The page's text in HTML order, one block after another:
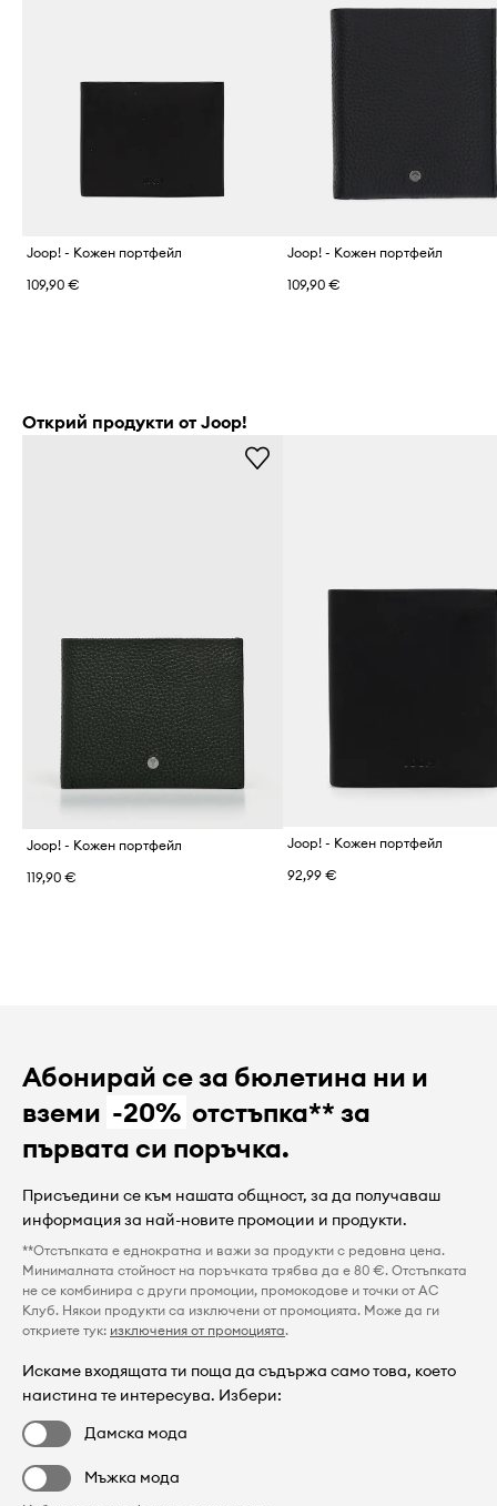
Joop! - Кожен портфейл
109,90 €
Joop! - Кожен портфейл
109,90 €
Открий продукти от Joop!
Joop! - Кожен портфейл
119,90 €
Joop! - Кожен портфейл
92,99 €
Абонирай се за бюлетина ни и
вземи -20% отстъпка** за
първата си поръчка.
Присъедини се към нашата общност, за да получаваш
информация за най-новите промоции и продукти.
**Отстъпката е еднократна и важи за продукти с редовна цена.
Минималната стойност на поръчката трябва да е 80 €. Отстъпката
не се комбинира с други промоции, промокодове и точки от AC
Клуб. Някои продукти са изключени от промоцията. Може да ги
откриете тук: изключения от промоцията.
Искаме входящата ти поща да съдържа само това, което
наистина те интересува. Избери:
Дамска мода
Мъжка мода